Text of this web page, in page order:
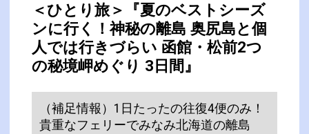
＜ひとり旅＞『夏のベストシーズ
ンに行く！神秘の離島 奥尻島と個
人では行きづらい 函館・松前2つ
の秘境岬めぐり 3日間』
（補足情報）1日たったの往復4便のみ！
貴重なフェリーでみなみ北海道の離島